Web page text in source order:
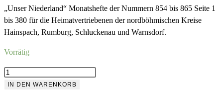
„Unser Niederland“ Monatshefte der Nummern 854 bis 865 Seite 1
bis 380 für die Heimatvertriebenen der nordböhmischen Kreise
Hainspach, Rumburg, Schluckenau und Warnsdorf.
Vorrätig
Inhaltsverzeichnis
2021
IN DEN WARENKORB